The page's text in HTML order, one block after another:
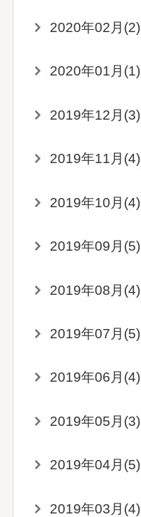
2020年02月(2)
2020年01月(1)
2019年12月(3)
2019年11月(4)
2019年10月(4)
2019年09月(5)
2019年08月(4)
2019年07月(5)
2019年06月(4)
2019年05月(3)
2019年04月(5)
2019年03月(4)